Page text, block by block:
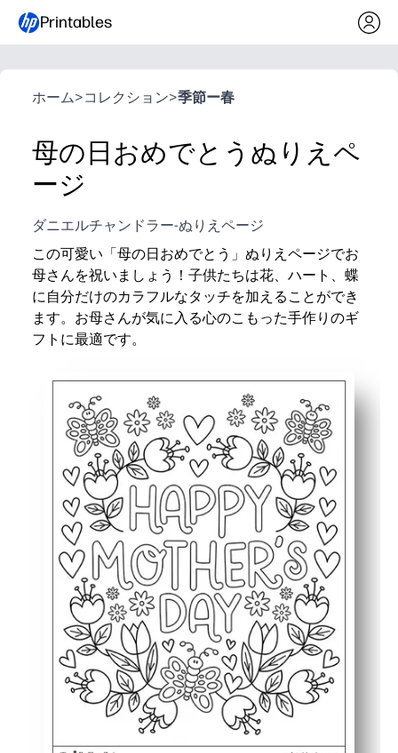
Printables
ホーム>コレクション>季節ー春
母の日おめでとうぬりえペ
ージ
ダニエルチャンドラー-ぬりえページ
この可愛い「母の日おめでとう」ぬりえページでお
母さんを祝いましょう！子供たちは花、ハート、蝶
に自分だけのカラフルなタッチを加えることができ
ます。お母さんが気に入る心のこもった手作りのギ
フトに最適です。